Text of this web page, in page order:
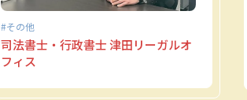
その他
司法書士・行政書士 津田リーガルオ
フィス